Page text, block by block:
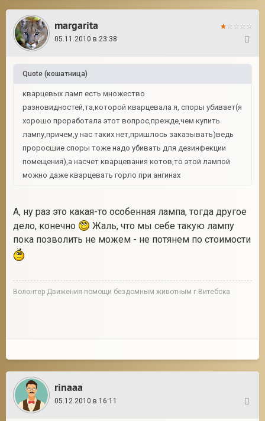
margarita
05.11.2010 в 23:38
Quote (кошатница)
кварцевых ламп есть множество
разновидностей,та,которой кварцевала я, споры убивает(я
хорошо проработала этот вопрос,прежде,чем купить
лампу,причем,у нас таких нет,пришлось заказывать)ведь
проросшие споры тоже надо убивать для дезинфекции
помещения),а насчет кварцевания котов,то этой лампой
можно даже кварцевать горло при ангинах
А, ну раз это какая-то особенная лампа, тогда другое
дело, конечно
Жаль, что мы себе такую лампу
пока позволить не можем - не потянем по стоимости
Волонтер Движения помощи бездомным животным г.Витебска
rinaaa
05.12.2010 в 16:11